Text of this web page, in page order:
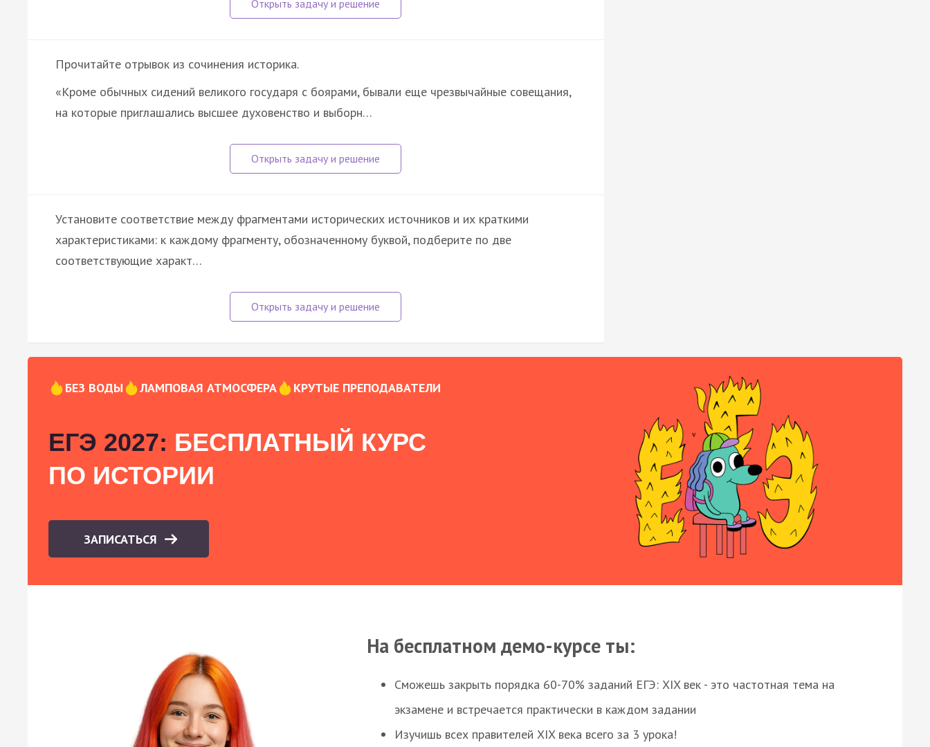
Прочитайте отрывок из сочинения историка.
«Кроме обычных сидений великого государя с боярами, бывали еще чрезвычайные совещания,
на которые приглашались высшее духовенство и выборн…
Установите соответствие между фрагментами исторических источников и их краткими
характеристиками: к каждому фрагменту, обозначенному буквой, подберите по две
соответствующие характ…
БЕЗ ВОДЫ ЛАМПОВАЯ АТМОСФЕРА КРУТЫЕ ПРЕПОДАВАТЕЛИ
ЕГЭ 2027: БЕСПЛАТНЫЙ КУРС
ПО ИСТОРИИ
ЗАПИСАТЬСЯ
На бесплатном демо-курсе ты:
Сможешь закрыть порядка 60-70% заданий ЕГЭ: XIX век - это частотная тема на
экзамене и встречается практически в каждом задании
Изучишь всех правителей XIX века всего за 3 урока!